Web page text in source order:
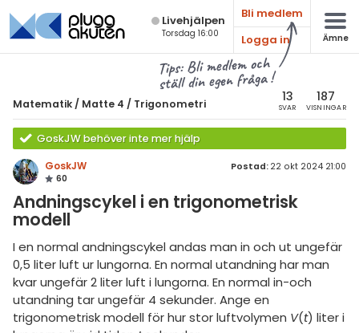
Live­hjälpen
Torsdag 16:00
Bli medlem
Logga in
Ämne
Tips: Bli medlem och
ställ din egen fråga !
Matematik / Matte 4 / Trigonometri 13
SVAR
187
VISNINGAR
GoskJW behöver inte mer hjälp
GoskJW
60
Postad: 22 okt 2024 21:00
Andningscykel i en trigonometrisk
modell
I en normal andningscykel andas man in och ut ungefär
0,5 liter luft ur lungorna. En normal utandning har man
kvar ungefär 2 liter luft i lungorna. En normal in-och
utandning tar ungefär 4 sekunder. Ange en
trigonometrisk modell för hur stor luftvolymen V(t) liter i
Alla ämnen
Alla trådar
7
8
9
1
2
3
4
Matematik
Matte 4
Alla trådar
Trigonometri
Derivata
Grafer och asymptoter
Integraler och
tillämpningar
& Bygg
språk